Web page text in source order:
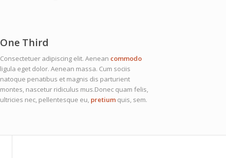
One Third
Consectetuer adipiscing elit. Aenean commodo
ligula eget dolor. Aenean massa. Cum sociis
natoque penatibus et magnis dis parturient
montes, nascetur ridiculus mus.Donec quam felis,
ultricies nec, pellentesque eu, pretiumquis, sem.